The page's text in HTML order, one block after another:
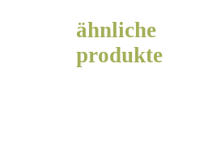
ähnliche
produkte